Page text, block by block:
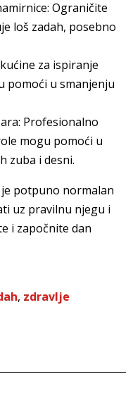
Ograničite
loš zadah, posebno
za ispiranje
pomoći u smanjenju
Profesionalno
mogu pomoći u
zuba i desni.
potpuno normalan
uz pravilnu njegu i
i započnite dan
, zdravlje